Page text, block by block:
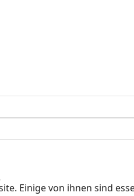
Einige von ihnen sind